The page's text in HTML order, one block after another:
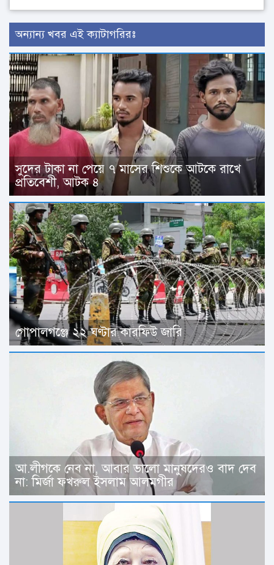
অন্যান্য খবর এই ক্যাটাগরিরঃ
সুদের টাকা না পেয়ে ৭ মাসের শিশুকে আটকে রাখে
প্রতিবেশী, আটক ৪
গোপালগঞ্জে ২২ ঘণ্টার কারফিউ জারি
আ.লীগকে নেব না, আবার ভালো মানুষদেরও বাদ দেব
না: মির্জা ফখরুল ইসলাম আলমগীর